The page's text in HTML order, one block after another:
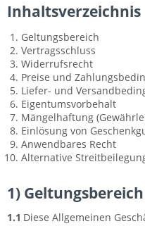
Inhaltsverzeichnis
Geltungsbereich
Vertragsschluss
Widerrufsrecht
Preise und
Liefer- und
Eigentumsvorbehalt
Mängelhaftung
Einlösung von
Anwendbares Recht
Alternative
1) Geltungsbereich
1.1 Diese Allgemeinen